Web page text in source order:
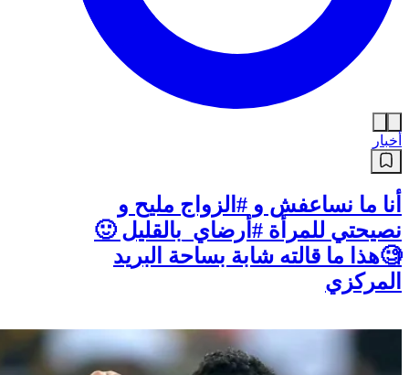
أخبار
أنا ما نساعفش و #الزواج مليح و
نصيحتي للمرأة #أرضاي_بالقليل 🙂
🧐هذا ما قالته شابة بساحة البريد
المركزي